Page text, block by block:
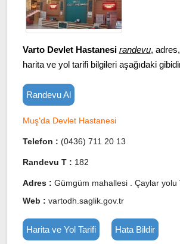
Varto Devlet Hastanesi randevu,
harita ve yol tarifi bilgileri aşağıdaki
Randevu Al
Muş'da Devlet Hastanesi
Telefon : (0436) 711 20 13
Randevu T : 182
Adres : Gümgüm mahallesi . Çaylar yolu
Web : vartodh.saglik.gov.tr
Harita ve Yol Tarifi Hata Bildir